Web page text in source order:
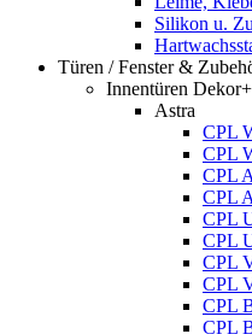
Silikon u.
Türen / Fenster &
Innentüren
Astra
CPL
CPL
CPL
CPL
CPL
CPL
CPL
CPL
CPL
CPL